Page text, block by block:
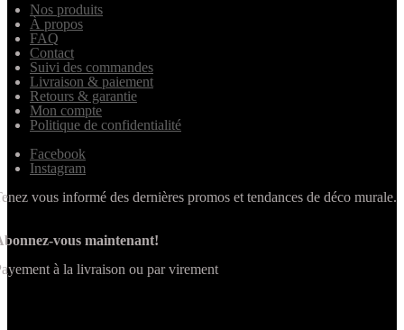
Nos produits
À propos
FAQ
Contact
Suivi des commandes
Livraison & paiement
Retours & garantie
Mon compte
Politique de confidentialité
Facebook
Instagram
vous informé des dernières promos et tendances de déco murale.
vous maintenant!
à la livraison ou par virement